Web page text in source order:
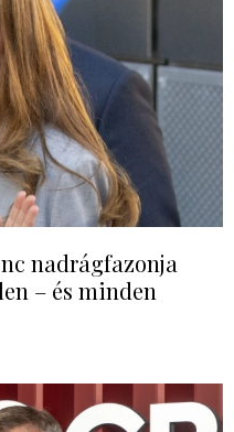
nadrágfazonja
– és minden